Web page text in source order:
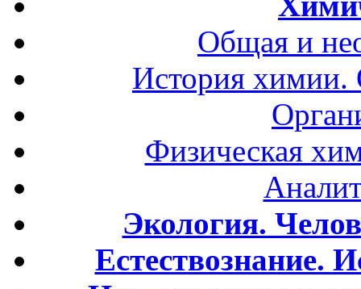
Общая и
История
Физическая
Экология.
Естествознание.